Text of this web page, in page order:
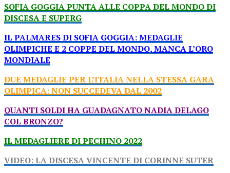
SOFIA GOGGIA PUNTA ALLE COPPA DEL MONDO DI
DISCESA E SUPERG
IL PALMARES DI SOFIA GOGGIA: MEDAGLIE
OLIMPICHE E 2 COPPE DEL MONDO, MANCA L’ORO
MONDIALE
DUE MEDAGLIE PER L’ITALIA NELLA STESSA GARA
OLIMPICA: NON SUCCEDEVA DAL 2002
QUANTI SOLDI HA GUADAGNATO NADIA DELAGO
COL BRONZO?
IL MEDAGLIERE DI PECHINO 2022
VIDEO: LA DISCESA VINCENTE DI CORINNE SUTER